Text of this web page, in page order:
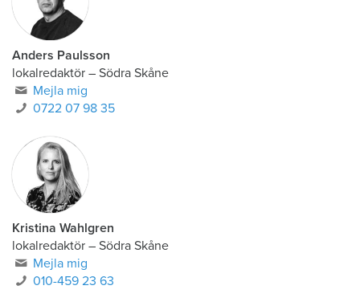
Anders Paulsson
lokalredaktör – Södra Skåne
Mejla mig
0722 07 98 35
Kristina Wahlgren
lokalredaktör – Södra Skåne
Mejla mig
010-459 23 63